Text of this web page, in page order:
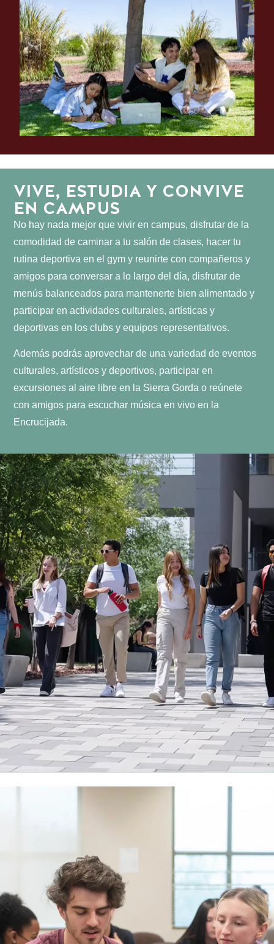
VIVE, ESTUDIA Y CONVIVE
EN CAMPUS
No hay nada mejor que vivir en campus, disfrutar de la
comodidad de caminar a tu salón de clases, hacer tu
rutina deportiva en el gym y reunirte con compañeros y
amigos para conversar a lo largo del día, disfrutar de
menús balanceados para mantenerte bien alimentado y
participar en actividades culturales, artísticas y
deportivas en los clubs y equipos representativos.
Además podrás aprovechar de una variedad de eventos
culturales, artísticos y deportivos, participar en
excursiones al aire libre en la Sierra Gorda o reúnete
con amigos para escuchar música en vivo en la
Encrucijada.